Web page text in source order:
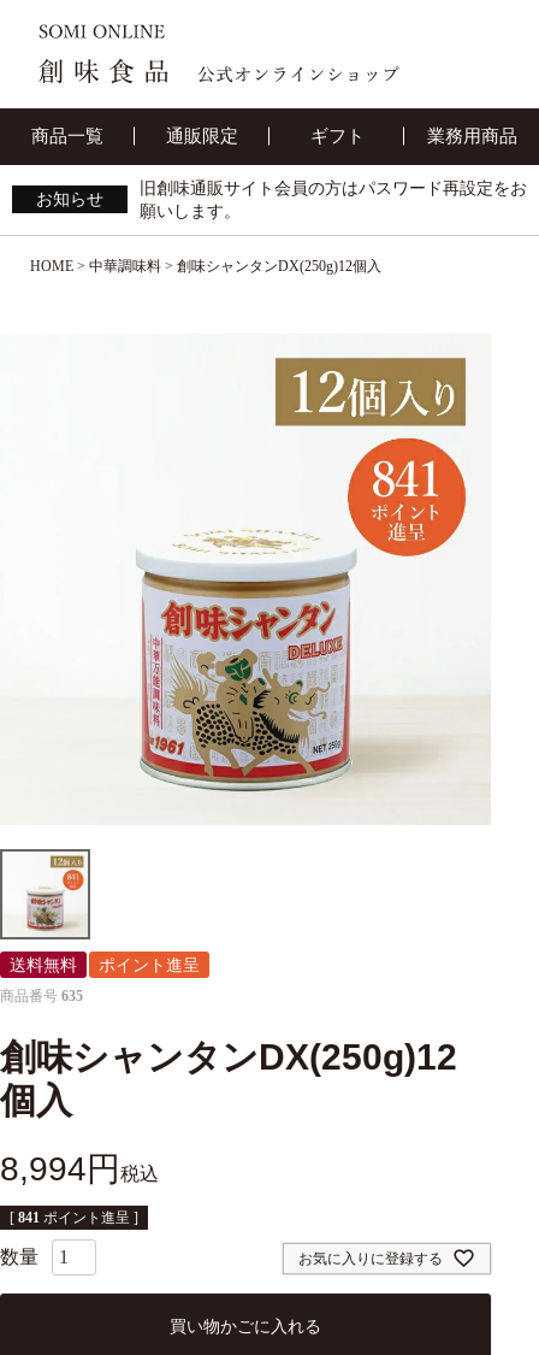
商品一覧 通販限定 ギフト 業務用商品
お知らせ
旧創味通販サイト会員の方はパスワード再設定をお
願いします。
HOME 中華調味料 創味シャンタンDX(250g)12個入
送料無料 ポイント進呈
商品番号 635
創味シャンタンDX(250g)12
個入
8,994 税込
[ 841 ポイント進呈 ]
お気に入りに登録する
買い物かごに入れる